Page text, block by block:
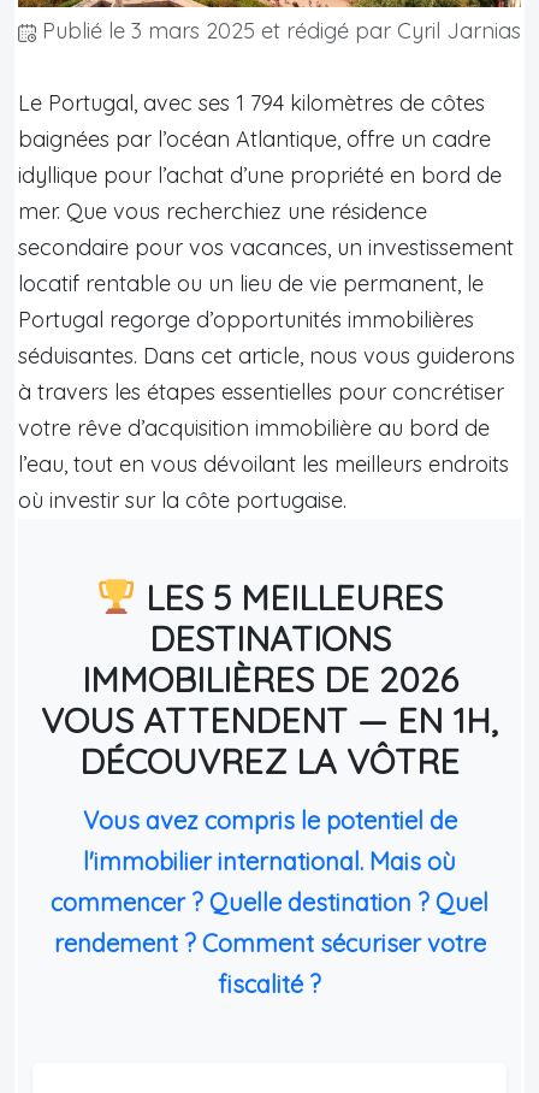
Publié le 3 mars 2025 et rédigé par Cyril Jarnias
Le Portugal, avec ses 1 794 kilomètres de côtes
baignées par l’océan Atlantique, offre un cadre
idyllique pour l’achat d’une propriété en bord de
mer. Que vous recherchiez une résidence
secondaire pour vos vacances, un investissement
locatif rentable ou un lieu de vie permanent, le
Portugal regorge d’opportunités immobilières
séduisantes. Dans cet article, nous vous guiderons
à travers les étapes essentielles pour concrétiser
votre rêve d’acquisition immobilière au bord de
l’eau, tout en vous dévoilant les meilleurs endroits
où investir sur la côte portugaise.
LES 5 MEILLEURES
DESTINATIONS
IMMOBILIÈRES DE 2026
VOUS ATTENDENT — EN 1H,
DÉCOUVREZ LA VÔTRE
Vous avez compris le potentiel de
l'immobilier international. Mais où
commencer ? Quelle destination ? Quel
rendement ? Comment sécuriser votre
fiscalité ?